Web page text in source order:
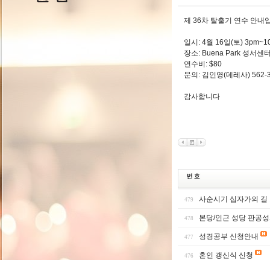
제 36차 탈출기 연수 안내
일시: 4월 16일(토)
장소: Buena Park 성서센
연수비: $80
문의: 김인영(데레사)
감사합니다
479 사순시기 십자가의 길
478 본당/인근 성당 판공
477 성경공부 신청안내
476 혼인 갱신식 신청